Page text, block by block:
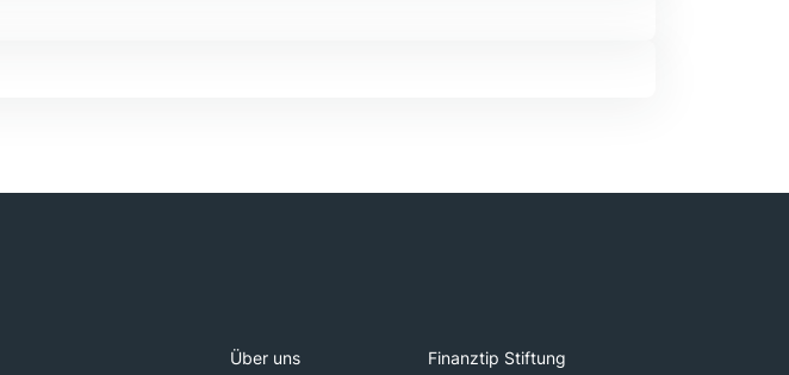
Über uns
Finanztip Stiftung